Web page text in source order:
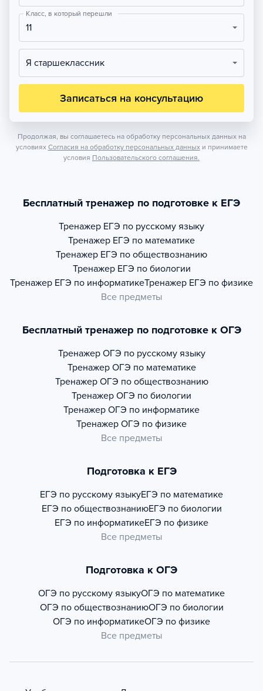
Класс, в который перешли
11
Я старшеклассник
Записаться на консультацию
Продолжая, вы соглашаетесь на обработку персональных данных на
условиях Согласия на обработку персональных данных и принимаете
условия Пользовательского соглашения.
Бесплатный тренажер по подготовке к ЕГЭ
Тренажер ЕГЭ по русскому языку
Тренажер ЕГЭ по математике
Тренажер ЕГЭ по обществознанию
Тренажер ЕГЭ по биологии
Тренажер ЕГЭ по информатикеТренажер ЕГЭ по физике
Все предметы
Бесплатный тренажер по подготовке к ОГЭ
Тренажер ОГЭ по русскому языку
Тренажер ОГЭ по математике
Тренажер ОГЭ по обществознанию
Тренажер ОГЭ по биологии
Тренажер ОГЭ по информатике
Тренажер ОГЭ по физике
Все предметы
Подготовка к ЕГЭ
ЕГЭ по русскому языкуЕГЭ по математике
ЕГЭ по обществознаниюЕГЭ по биологии
ЕГЭ по информатикеЕГЭ по физике
Все предметы
Подготовка к ОГЭ
ОГЭ по русскому языкуОГЭ по математике
ОГЭ по обществознаниюОГЭ по биологии
ОГЭ по информатикеОГЭ по физике
Все предметы